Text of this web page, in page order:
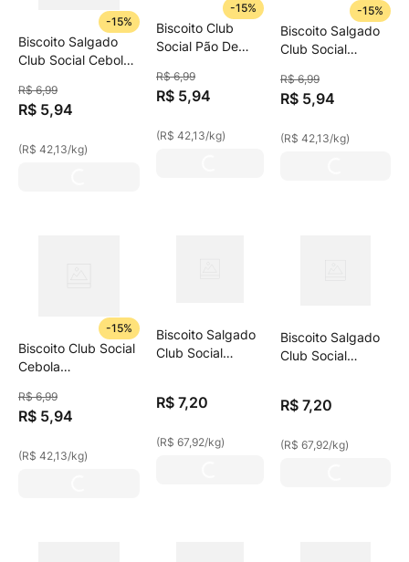
-15%
Biscoito Salgado
Club Social Cebola
141g
R$ 6,99
R$ 5,94
(R$ 42,13/kg)
-15%
Biscoito Club
Social Pão De
R$ 6,99
R$ 5,94
(R$ 42,13/kg)
-15%
Biscoito Salgado
Club Social
Multipack 141g
R$ 6,99
R$ 5,94
(R$ 42,13/kg)
-15%
Biscoito Club Social
Cebola
R$ 6,99
R$ 5,94
(R$ 42,13/kg)
Biscoito Salgado
Club Social
Multipack 106g
R$ 7,20
(R$ 67,92/kg)
Biscoito Salgado
Club Social
Manjericão
R$ 7,20
(R$ 67,92/kg)